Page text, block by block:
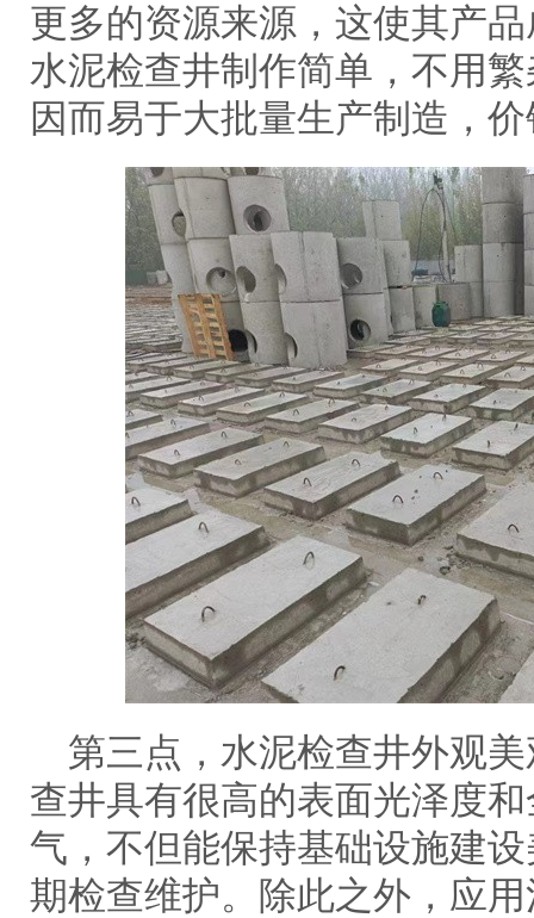
更多的资源来源，这使其产
水泥检查井制作简单，不用
因而易于大批量生产制造，
第三点，水泥检查井外观
查井具有很高的表面光泽度
气，不但能保持基础设施建
期检查维护。除此之外，应